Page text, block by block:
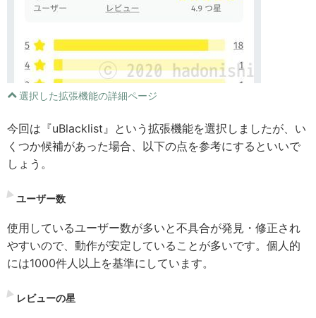
選択した拡張機能の詳細ページ
今回は『uBlacklist』という拡張機能を選択しましたが、い
くつか候補があった場合、以下の点を参考にするといいで
しょう。
ユーザー数
使用しているユーザー数が多いと不具合が発見・修正され
やすいので、動作が安定していることが多いです。個人的
には1000件人以上を基準にしています。
レビューの星